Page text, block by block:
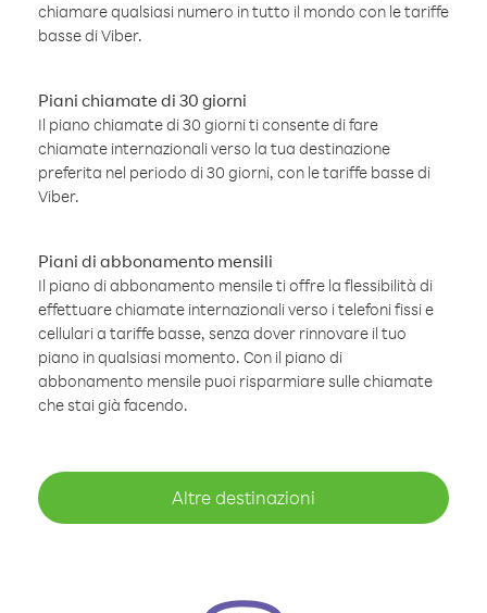
chiamare qualsiasi numero in tutto il mondo con le tariffe
basse di Viber.
Piani chiamate di 30 giorni
Il piano chiamate di 30 giorni ti consente di fare
chiamate internazionali verso la tua destinazione
preferita nel periodo di 30 giorni, con le tariffe basse di
Viber.
Piani di abbonamento mensili
Il piano di abbonamento mensile ti offre la flessibilità di
effettuare chiamate internazionali verso i telefoni fissi e
cellulari a tariffe basse, senza dover rinnovare il tuo
piano in qualsiasi momento. Con il piano di
abbonamento mensile puoi risparmiare sulle chiamate
che stai già facendo.
Altre destinazioni